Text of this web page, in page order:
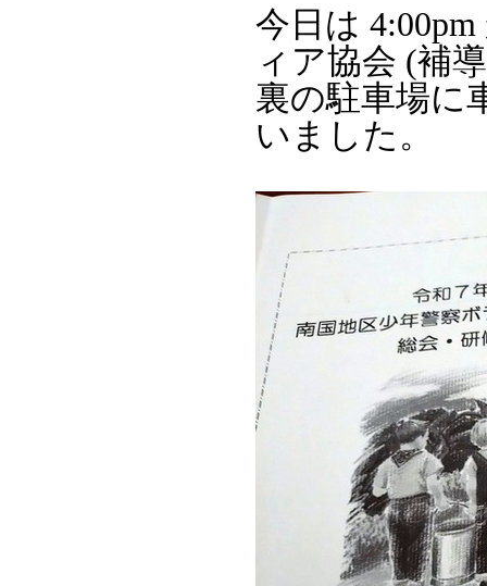
今日は
ィア協会 (補
裏の駐車場に
いました。